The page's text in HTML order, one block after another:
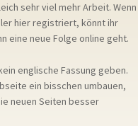
sehr viel mehr Arbeit. Wenn
hier registriert, könnt ihr
eine neue Folge online geht.
englische Fassung geben.
ein bisschen umbauen,
neuen Seiten besser